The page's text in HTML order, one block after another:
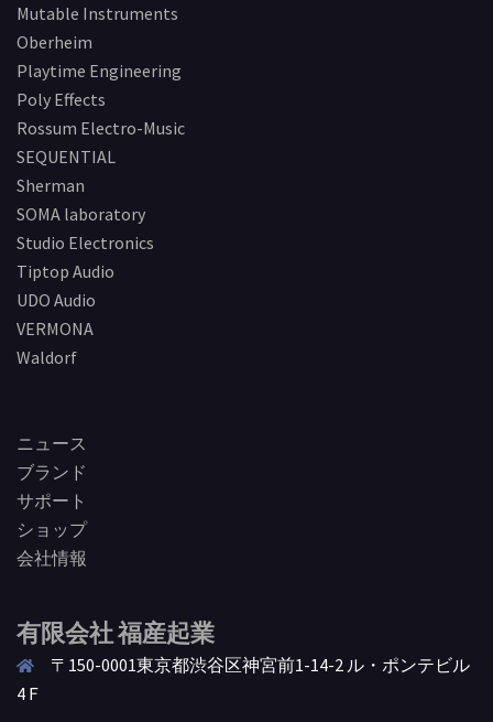
Mutable Instruments
Oberheim
Playtime Engineering
Poly Effects
Rossum Electro-Music
SEQUENTIAL
Sherman
SOMA laboratory
Studio Electronics
Tiptop Audio
UDO Audio
VERMONA
Waldorf
ニュース
ブランド
サポート
ショップ
会社情報
有限会社 福産起業
〒150-0001東京都渋谷区神宮前1-14-2 ル・ポンテビル
4Ｆ